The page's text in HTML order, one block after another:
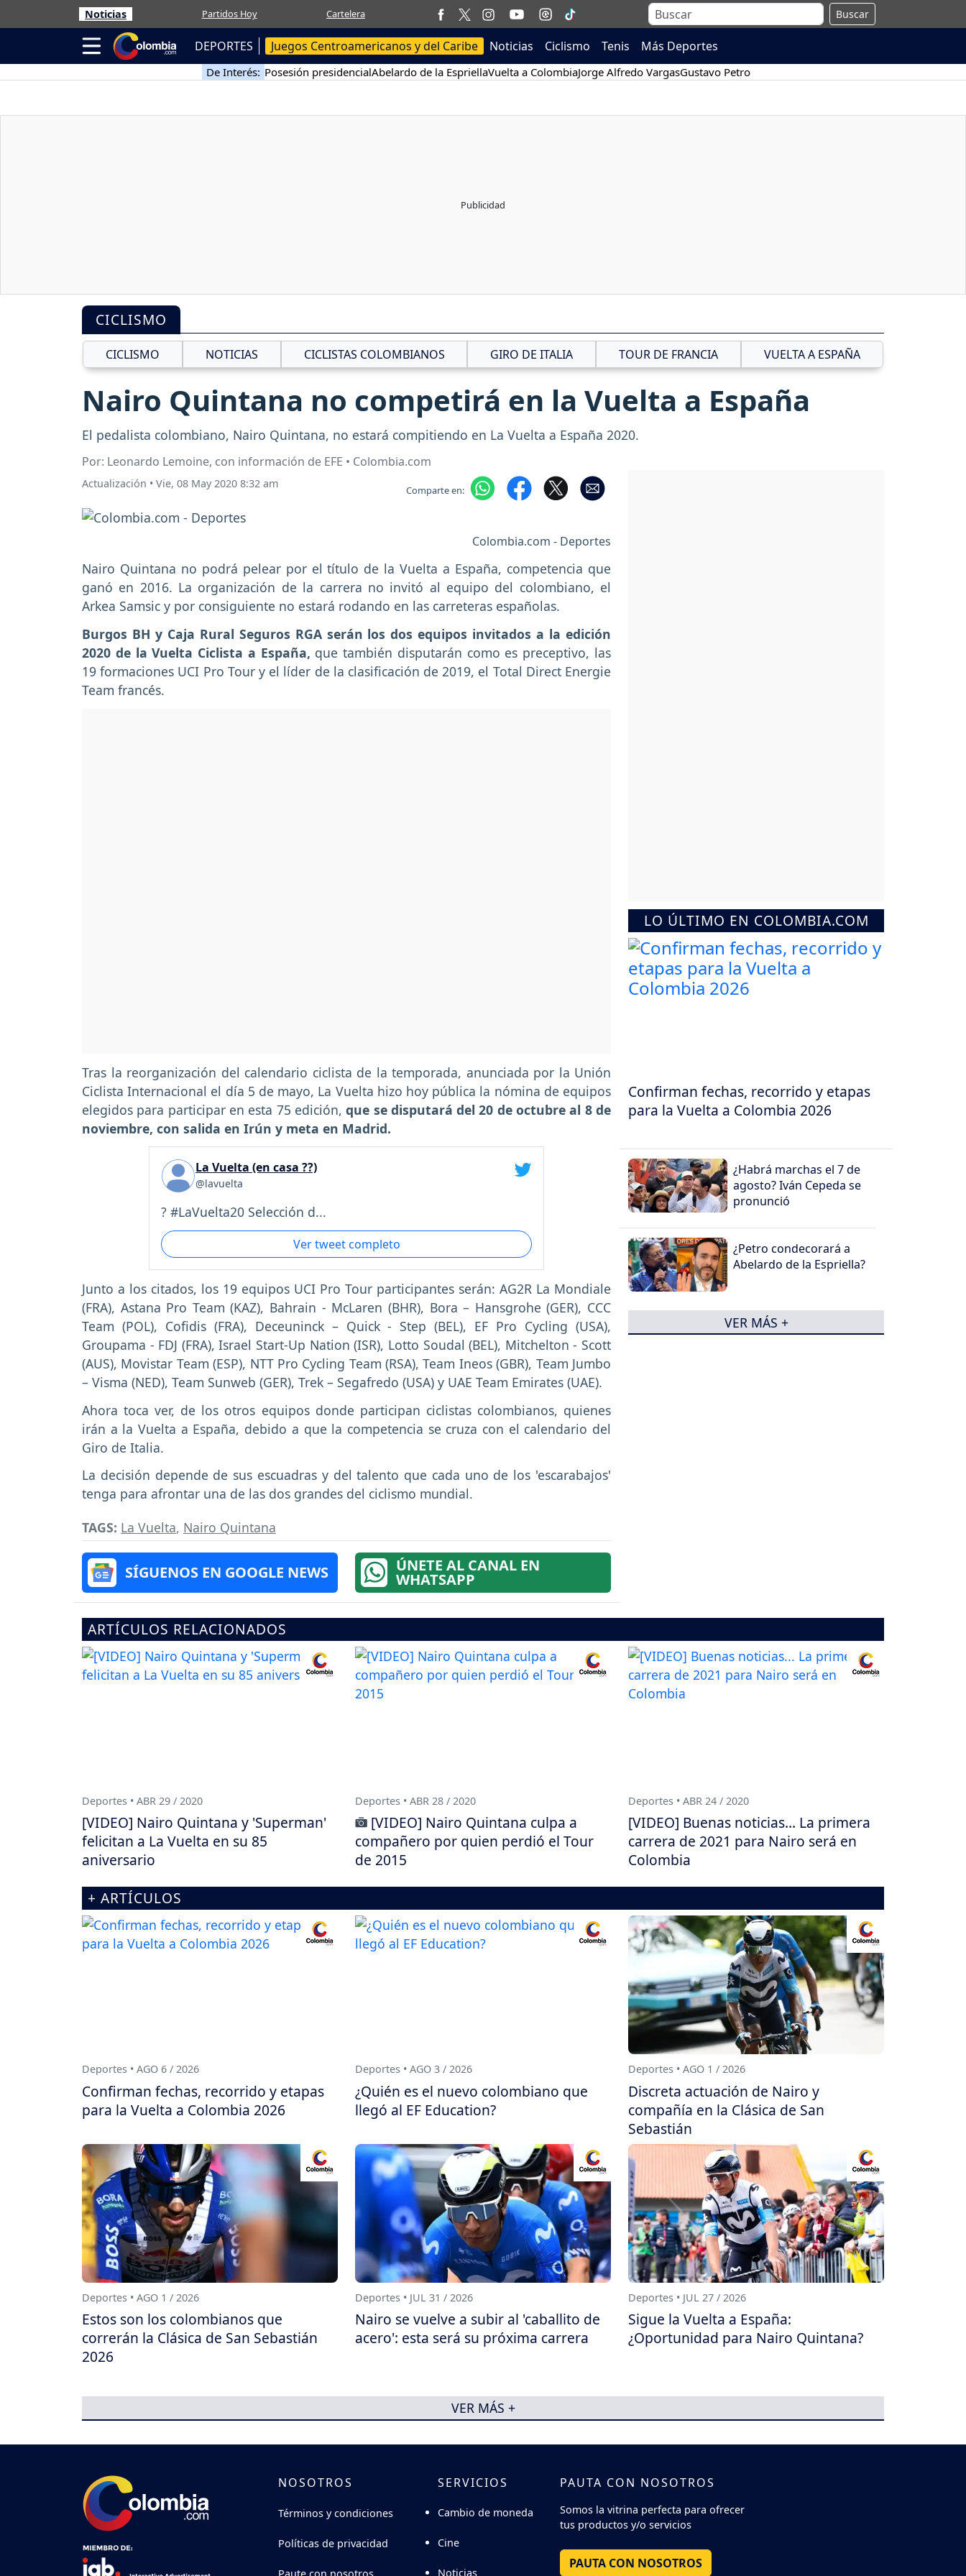
Noticias Partidos Hoy Cartelera Buscar
DEPORTES Juegos Centroamericanos y del Caribe Noticias Ciclismo Tenis Más Deportes
De Interés: Posesión presidencialAbelardo de la EspriellaVuelta a ColombiaJorge Alfredo VargasGustavo Petro
CICLISMO
CICLISMO NOTICIAS CICLISTAS COLOMBIANOS GIRO DE ITALIA TOUR DE FRANCIA VUELTA A ESPAÑA
Nairo Quintana no competirá en la Vuelta a España
El pedalista colombiano, Nairo Quintana, no estará compitiendo en La Vuelta a España 2020.
Por: Leonardo Lemoine, con información de EFE • Colombia.com
Actualización • Vie, 08 May 2020 8:32 am Comparte en:
Colombia.com - Deportes
Nairo Quintana no podrá pelear por el título de la Vuelta a España, competencia que
ganó en 2016. La organización de la carrera no invitó al equipo del colombiano, el
Arkea Samsic y por consiguiente no estará rodando en las carreteras españolas.
Burgos BH y Caja Rural Seguros RGA serán los dos equipos invitados a la edición
2020 de la Vuelta Ciclista a España, que también disputarán como es preceptivo, las
19 formaciones UCI Pro Tour y el líder de la clasificación de 2019, el Total Direct Energie
Team francés.
Tras la reorganización del calendario ciclista de la temporada, anunciada por la Unión
Ciclista Internacional el día 5 de mayo, La Vuelta hizo hoy pública la nómina de equipos
elegidos para participar en esta 75 edición,que se disputará del 20 de octubre al 8 de
noviembre, con salida en Irún y meta en Madrid.
La Vuelta (en casa ??)
@lavuelta
? #LaVuelta20 Selección d...
Ver tweet completo
Junto a los citados, los 19 equipos UCI Pro Tour participantes serán: AG2R La Mondiale
(FRA), Astana Pro Team (KAZ), Bahrain - McLaren (BHR), Bora – Hansgrohe (GER), CCC
Team (POL), Cofidis (FRA), Deceuninck – Quick - Step (BEL), EF Pro Cycling (USA),
Groupama - FDJ (FRA), Israel Start-Up Nation (ISR), Lotto Soudal (BEL), Mitchelton - Scott
(AUS), Movistar Team (ESP), NTT Pro Cycling Team (RSA), Team Ineos (GBR), Team Jumbo
– Visma (NED), Team Sunweb (GER), Trek – Segafredo (USA) y UAE Team Emirates (UAE).
Ahora toca ver, de los otros equipos donde participan ciclistas colombianos, quienes
irán a la Vuelta a España, debido a que la competencia se cruza con el calendario del
Giro de Italia.
La decisión depende de sus escuadras y del talento que cada uno de los 'escarabajos'
tenga para afrontar una de las dos grandes del ciclismo mundial.
TAGS: La Vuelta, Nairo Quintana
SÍGUENOS EN GOOGLE NEWS ÚNETE AL CANAL EN
WHATSAPP
LO ÚLTIMO EN COLOMBIA.COM
Confirman fechas, recorrido y etapas
para la Vuelta a Colombia 2026
¿Habrá marchas el 7 de
agosto? Iván Cepeda se
pronunció
¿Petro condecorará a
Abelardo de la Espriella?
VER MÁS +
ARTÍCULOS RELACIONADOS
Deportes • ABR 29 / 2020
[VIDEO] Nairo Quintana y 'Superman'
felicitan a La Vuelta en su 85
aniversario
Deportes • ABR 28 / 2020
[VIDEO] Nairo Quintana culpa a
compañero por quien perdió el Tour
de 2015
Deportes • ABR 24 / 2020
[VIDEO] Buenas noticias... La primera
carrera de 2021 para Nairo será en
Colombia
+ ARTÍCULOS
Deportes • AGO 6 / 2026
Confirman fechas, recorrido y etapas
para la Vuelta a Colombia 2026
Deportes • AGO 3 / 2026
¿Quién es el nuevo colombiano que
llegó al EF Education?
Deportes • AGO 1 / 2026
Discreta actuación de Nairo y
compañía en la Clásica de San
Sebastián
Deportes • AGO 1 / 2026
Estos son los colombianos que
correrán la Clásica de San Sebastián
2026
Deportes • JUL 31 / 2026
Nairo se vuelve a subir al 'caballito de
acero': esta será su próxima carrera
Deportes • JUL 27 / 2026
Sigue la Vuelta a España:
¿Oportunidad para Nairo Quintana?
VER MÁS +
NOSOTROS
Términos y condiciones
Políticas de privacidad
SERVICIOS
Cambio de moneda
Cine
Noticias
PAUTA CON NOSOTROS
Somos la vitrina perfecta para ofrecer
tus productos y/o servicios
PAUTA CON NOSOTROS